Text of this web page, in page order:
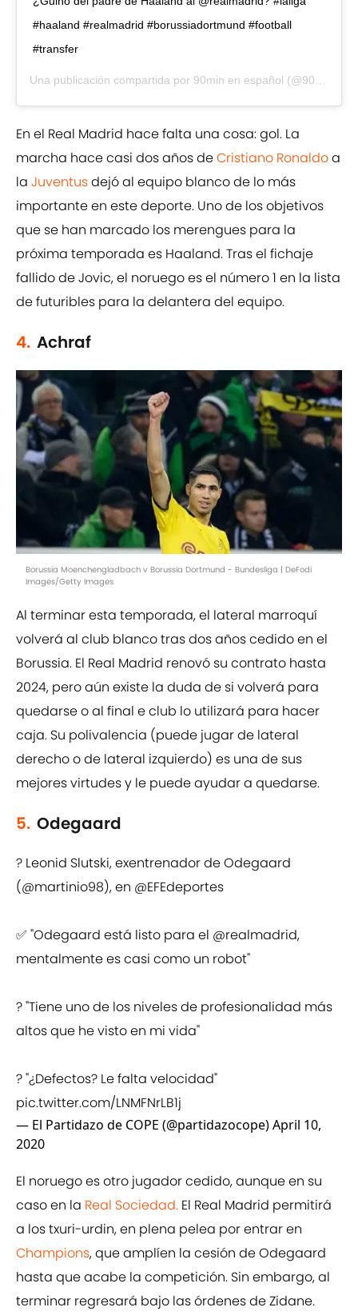
#haaland #realmadrid #borussiadortmund #football
#transfer
Una publicación compartida por 90min en español (@90min_es) el
En el Real Madrid hace falta una cosa: gol. La
marcha hace casi dos años deCristiano Ronaldoa
la Juventusdejó al equipo blanco de lo más
importante en este deporte. Uno de los objetivos
que se han marcado los merengues para la
próxima temporada es Haaland. Tras el fichaje
fallido de Jovic, el noruego es el número 1 en la lista
de futuribles para la delantera del equipo.
4. Achraf
Borussia Moenchengladbach v Borussia Dortmund - Bundesliga | DeFodi
Images/Getty Images
Al terminar esta temporada, el lateral marroquí
volverá al club blanco tras dos años cedido en el
Borussia. El Real Madrid renovó su contrato hasta
2024, pero aún existe la duda de si volverá para
quedarse o al final e club lo utilizará para hacer
caja. Su polivalencia (puede jugar de lateral
derecho o de lateral izquierdo) es una de sus
mejores virtudes y le puede ayudar a quedarse.
5. Odegaard
?️ Leonid Slutski, exentrenador de Odegaard
(@martinio98), en @EFEdeportes
✅ "Odegaard está listo para el @realmadrid,
mentalmente es casi como un robot"
? "Tiene uno de los niveles de profesionalidad más
altos que he visto en mi vida"
? "¿Defectos? Le falta velocidad"
pic.twitter.com/LNMFNrLB1j
— El Partidazo de COPE (@partidazocope)April 10,
2020
El noruego es otro jugador cedido, aunque en su
caso en la Real Sociedad. El Real Madrid permitirá
a los txuri-urdin, en plena pelea por entrar en
Champions, que amplíen la cesión de Odegaard
hasta que acabe la competición. Sin embargo, al
terminar regresará bajo las órdenes de Zidane.